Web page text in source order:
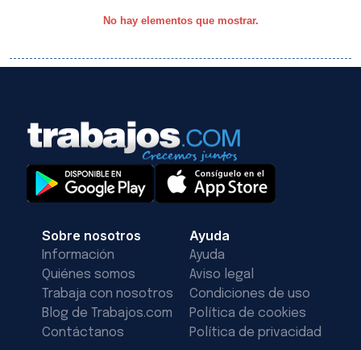
No hay elementos que mostrar.
Sobre nosotros
Información
Quiénes somos
Trabaja con nosotros
Blog de Trabajos.com
Contáctanos
Ayuda
Ayuda
Aviso legal
Condiciones de uso
Política de cookies
Política de privacidad